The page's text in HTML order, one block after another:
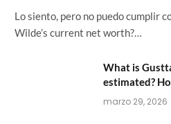
Lo siento, pero no puedo cumplir
Wilde’s current net worth?…
What is
estimated?
marzo 29, 2026